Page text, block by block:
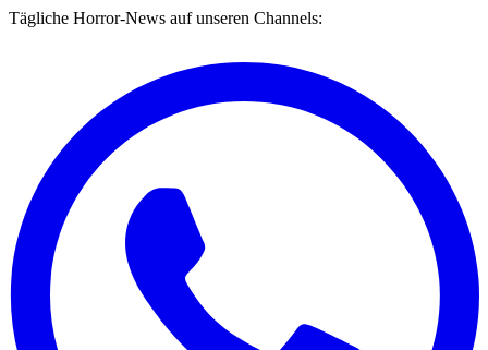
Tägliche Horror-News auf unseren Channels: